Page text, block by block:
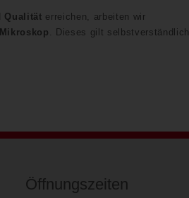
Qualität erreichen, arbeiten wir
Mikroskop . Dieses gilt selbstverständlich
Öffnungszeiten